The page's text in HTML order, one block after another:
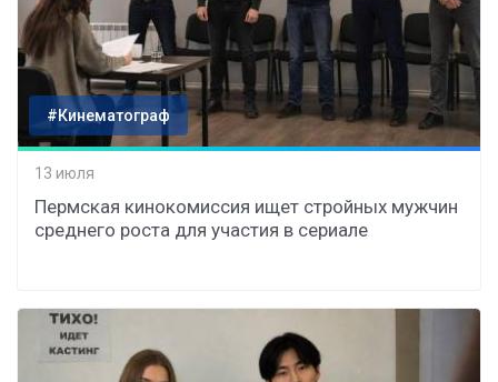
#Кинематограф
13 июля
Пермская кинокомиссия ищет стройных мужчин
среднего роста для участия в сериале